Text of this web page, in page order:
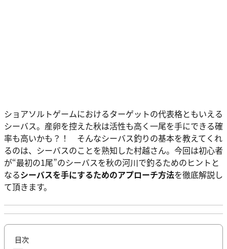
ショアソルトゲームにおけるターゲットの代表格ともいえる
シーバス。産卵を控えた秋は活性も高く一尾を手にできる確
率も高いかも？！ そんなシーバス釣りの基本を教えてくれ
るのは、シーバスのことを熟知した村越さん。今回は初心者
が“最初の1尾”のシーバスを秋の河川で釣るためのヒントと
なるシーバスを手にするためのアプローチ方法を徹底解説し
て頂きます。
目次